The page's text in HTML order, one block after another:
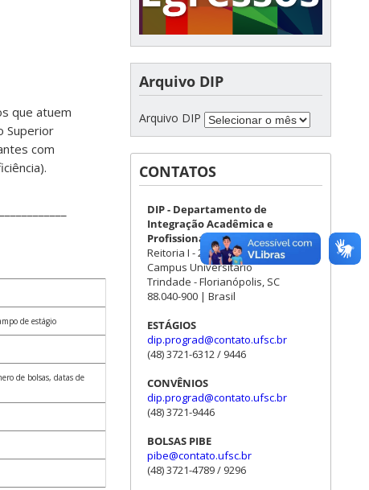
que atuem
Superior
com
de estágio
de bolsas, datas de
Arquivo DIP
Arquivo DIP
CONTATOS
DIP - Departamento de
Integração Acadêmica e
Profissional
Reitoria I - 2º andar - sala 01
Campus Universitário
Trindade - Florianópolis, SC
88.040-900 | Brasil
ESTÁGIOS
dip.prograd@contato.ufsc.br
(48) 3721-6312 / 9446
CONVÊNIOS
dip.prograd@contato.ufsc.br
(48) 3721-9446
BOLSAS PIBE
pibe@contato.ufsc.br
(48) 3721-4789 / 9296